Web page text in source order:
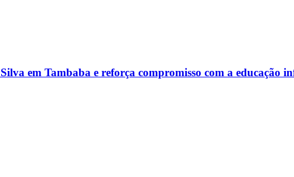
em Tambaba e reforça compromisso com a educação